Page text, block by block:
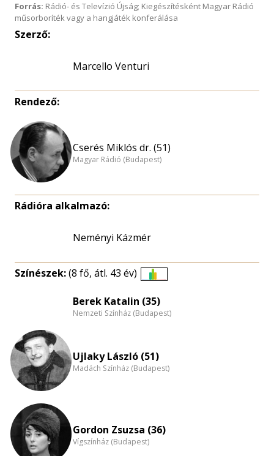
Forrás: Rádió- és Televízió Újság; Kiegészítésként Magyar Rádió
műsorboríték vagy a hangjáték konferálása
Szerző:
Marcello Venturi
Rendező:
Cserés Miklós dr. (51)
Magyar Rádió (Budapest)
Rádióra alkalmazó:
Neményi Kázmér
Színészek:(8 fő, átl. 43 év)
eloszlás
nagyítása
Berek Katalin (35)
Nemzeti Színház (Budapest)
Ujlaky László (51)
Madách Színház (Budapest)
Gordon Zsuzsa (36)
Vígszínház (Budapest)